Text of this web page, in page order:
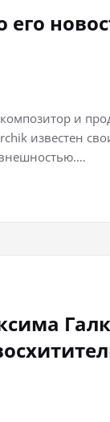
его
и
известен